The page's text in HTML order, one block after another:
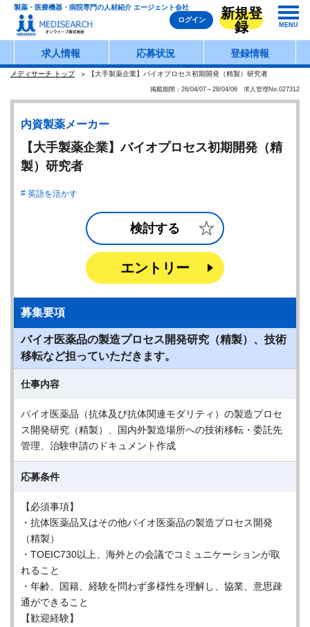
製薬・医療機器・病院専門の人材紹介 エージェント会社
ログイン
新規登
録
MENU
求人情報 応募状況 登録情報
メディサーチ トップ 【大手製薬企業】バイオプロセス初期開発（精製）研究者
掲載期間：26/04/07～28/04/06 求人管理No.027312
内資製薬メーカー
【大手製薬企業】バイオプロセス初期開発（精
製）研究者
英語を活かす
検討する
エントリー
募集要項
バイオ医薬品の製造プロセス開発研究（精製）、技術
移転など担っていただきます。
仕事内容
バイオ医薬品（抗体及び抗体関連モダリティ）の製造プロセ
ス開発研究（精製）、国内外製造場所への技術移転・委託先
管理、治験申請のドキュメント作成
応募条件
【必須事項】
・抗体医薬品又はその他バイオ医薬品の製造プロセス開発
（精製）
・TOEIC730以上、海外との会議でコミュニケーションが取
れること
・年齢、国籍、経験を問わず多様性を理解し、協業、意思疎
通ができること
【歓迎経験】